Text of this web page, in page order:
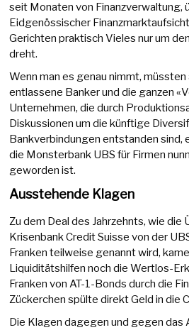
seit Monaten von Finanzverwaltung,
Eidgenössischer
Gerichten praktisch Vieles nur um
dreht.
Wenn man es genau nimmt,
entlassene Banker und die ganzen
Unternehmen, die durch
Diskussionen um die künftige
Bankverbindungen entstanden sind,
die Monsterbank UBS für Firmen
geworden ist.
Ausstehende Klagen
Zu dem Deal des Jahrzehnts, wie die
Krisenbank Credit Suisse von der
Franken teilweise genannt wird,
Liquiditätshilfen noch die Wertlos-
Franken von AT-1-Bonds durch die
Zückerchen spülte direkt Geld in die
Die Klagen dagegen und gegen das